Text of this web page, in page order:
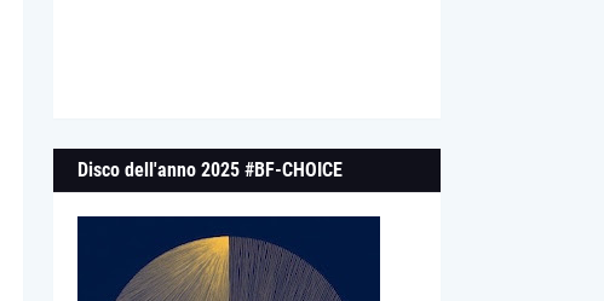
Disco dell'anno 2025 #BF-CHOICE